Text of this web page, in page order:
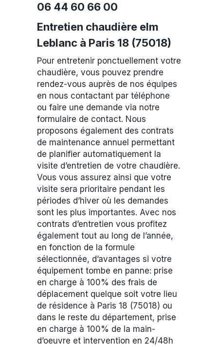
06 44 60 66 00
Entretien chaudière elm
Leblanc à Paris 18 (75018)
Pour entretenir ponctuellement votre
chaudière, vous pouvez prendre
rendez-vous auprès de nos équipes
en nous contactant par téléphone
ou faire une demande via notre
formulaire de contact. Nous
proposons également des contrats
de maintenance annuel permettant
de planifier automatiquement la
visite d’entretien de votre chaudière.
Vous vous assurez ainsi que votre
visite sera prioritaire pendant les
périodes d’hiver où les demandes
sont les plus importantes. Avec nos
contrats d’entretien vous profitez
également tout au long de l’année,
en fonction de la formule
sélectionnée, d’avantages si votre
équipement tombe en panne: prise
en charge à 100% des frais de
déplacement quelque soit votre lieu
de résidence à Paris 18 (75018) ou
dans le reste du département, prise
en charge à 100% de la main-
d’oeuvre et intervention en 24/48h